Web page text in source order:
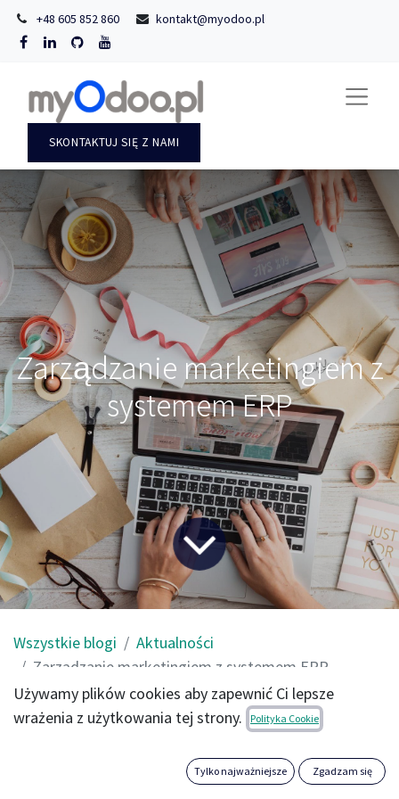
+48 605 852 860 kontakt@myodoo.pl
SKONTAKTUJ SIĘ Z NAMI
Zarządzanie marketingiem z
systemem ERP
Wszystkie blogi
Aktualności
Zarządzanie marketingiem z systemem ERP
Głównym celem szeroko pojętego marketingu jest
Realizując swoją strategię i umacniając więzi z klientami
Używamy plików cookies aby zapewnić Ci lepsze
wrażenia z użytkowania tej strony.
Polityka Cookie
Tylko najważniejsze Zgadzam się